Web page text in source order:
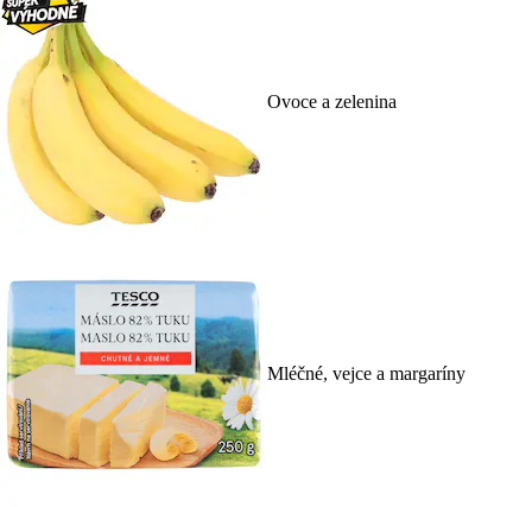
Ovoce a zelenina
Mléčné, vejce a margaríny